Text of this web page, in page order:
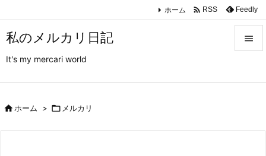
私のメルカリ日記
It's my mercari world

ホーム  RSS Feedly
ホーム >  メルカリ